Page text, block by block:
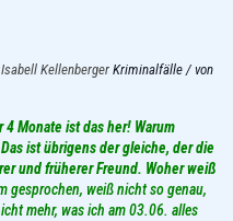
Kellenberger Kriminalfälle / von
Monate ist das her! Warum
ist übrigens der gleiche, der die
und früherer Freund. Woher weiß
gesprochen, weiß nicht so genau,
mehr, was ich am 03.06. alles